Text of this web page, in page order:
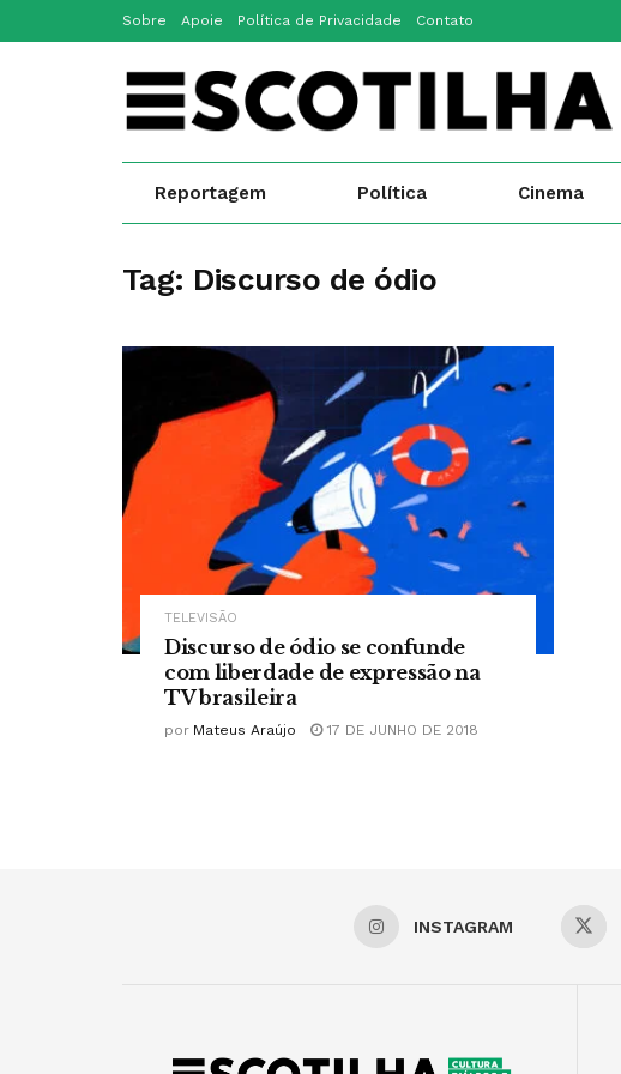
Sobre Apoie Política de Privacidade Contato
Reportagem Política Cinema
Tag: Discurso de ódio
TELEVISÃO
Discurso de ódio se confunde
com liberdade de expressão na
TV brasileira
por Mateus Araújo 17 DE JUNHO DE 2018
INSTAGRAM